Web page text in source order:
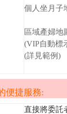
個人坐月子
區域產婦地
(VIP自動標
(詳見範例)
便捷服務:
直接將委託